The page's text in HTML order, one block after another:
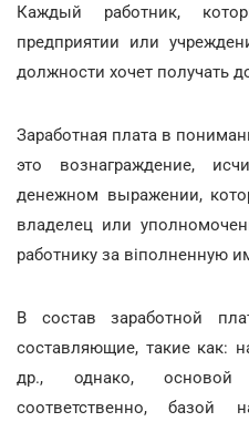
Каждый работник,
предприятии или
должности хочет получать
Заработная плата в
это вознаграждение,
денежном выражении,
владелец или
работнику за віполненную
В состав заработной
составляющие, такие как:
др., однако,
соответственно, базой